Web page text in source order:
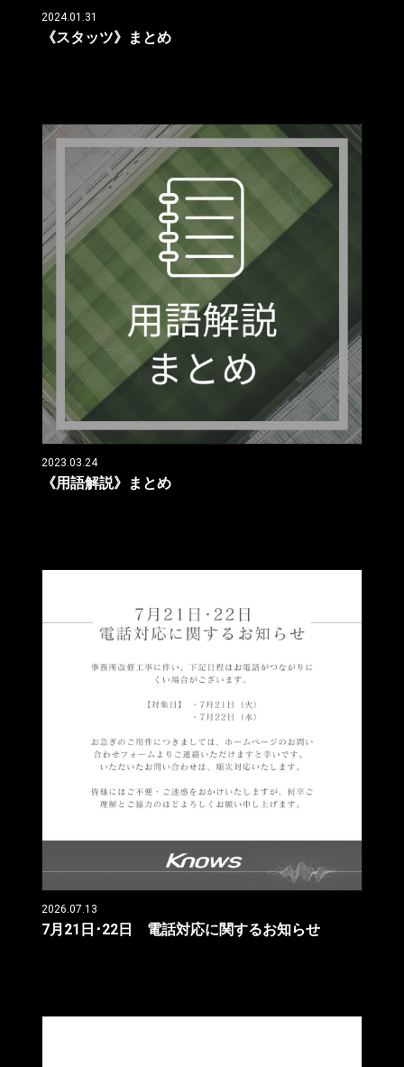
2024.01.31
《スタッツ》まとめ
2023.03.24
《用語解説》まとめ
2026.07.13
7月21日･22日 電話対応に関するお知らせ